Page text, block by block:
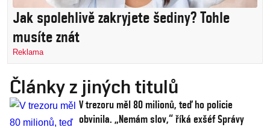
Jak spolehlivě zakryjete šediny? Tohle
musíte znát
Reklama
Články z jiných titulů
V trezoru měl 80 milionů, teď ho policie
obvinila. „Nemám slov,“ říká exšéf Správy